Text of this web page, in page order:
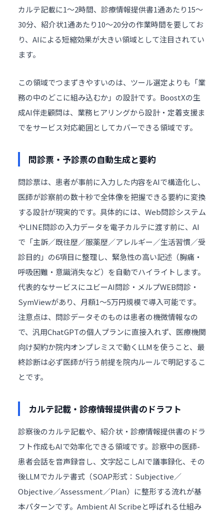
カルテ記載に1〜2時間、診療情報提供書1通あたり15〜
30分、紹介状1通あたり10〜20分の作業時間を要してお
り、AIによる短縮効果が大きい領域として注目されてい
ます。
この領域でつまずきやすいのは、ツール選定よりも「業
務の中のどこに組み込むか」の設計です。BoostXの生
成AI伴走顧問は、業務ヒアリングから設計・定着支援ま
でをサービス対応範囲としてカバーできる領域です。
問診票・予診票の自動生成と要約
問診票は、患者が事前に入力した内容をAIで構造化し、
医師が診察前の数十秒で全体像を把握できる要約に変換
する設計が現実的です。具体的には、Web問診システム
やLINE問診の入力データを電子カルテに渡す前に、AI
で「主訴／既往歴／服薬歴／アレルギー／生活習慣／受
診目的」の6項目に整理し、緊急性の高い記述（胸痛・
呼吸困難・意識消失など）を自動でハイライトします。
代表的なサービスにユビーAI問診・メルプWEB問診・
SymViewがあり、月額1〜5万円規模で導入可能です。
注意点は、問診データそのものは患者の機微情報なの
で、汎用ChatGPTの個人プランに直接入れず、医療機関
向け契約か院内オンプレミスで動くLLMを使うこと、最
終診断は必ず医師が行う前提を院内ルールで明記するこ
とです。
カルテ記載・診療情報提供書のドラフト
診察後のカルテ記載や、紹介状・診療情報提供書のドラ
フト作成もAIで効率化できる領域です。診察中の医師-
患者会話を音声録音し、文字起こしAIで議事録化、その
後LLMでカルテ書式（SOAP形式：Subjective／
Objective／Assessment／Plan）に整形する流れが基
本パターンです。Ambient AI Scribeと呼ばれる仕組み